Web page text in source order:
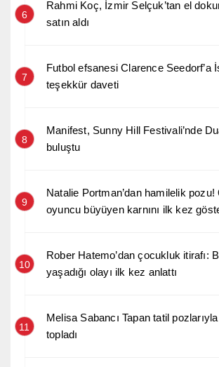
6
Rahmi Koç, İzmir Selçuk’tan el
satın aldı
7
Futbol efsanesi Clarence Seedorf’a
teşekkür daveti
8
Manifest, Sunny Hill Festivali’nde
buluştu
9
Natalie Portman’dan hamilelik pozu!
oyuncu büyüyen karnını ilk kez
10
Rober Hatemo’dan çocukluk itirafı:
yaşadığı olayı ilk kez anlattı
11
Melisa Sabancı Tapan tatil
topladı